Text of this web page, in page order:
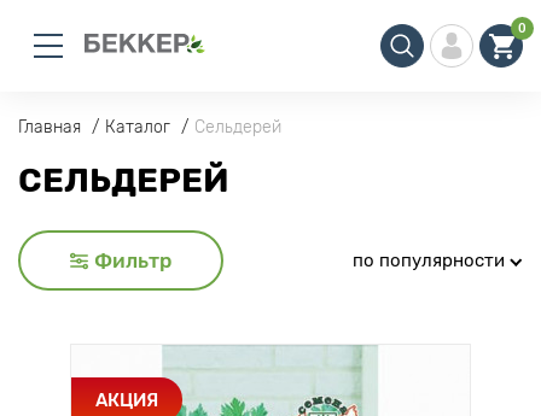
0
Главная Каталог Сельдерей
СЕЛЬДЕРЕЙ
Фильтр по популярности
АКЦИЯ